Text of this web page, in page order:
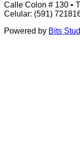
Calle Colon # 130 •
Celular: (591)
Powered by Bits